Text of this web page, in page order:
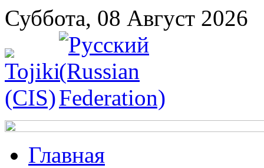
Суббота, 08 Август 2026
Главная